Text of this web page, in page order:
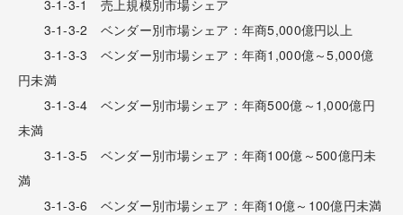
3-1-3-1 売上規模別市場シェア
3-1-3-2 ベンダー別市場シェア：年商5,000億円以上
3-1-3-3 ベンダー別市場シェア：年商1,000億～5,000億
円未満
3-1-3-4 ベンダー別市場シェア：年商500億～1,000億円
未満
3-1-3-5 ベンダー別市場シェア：年商100億～500億円未
満
3-1-3-6 ベンダー別市場シェア：年商10億～100億円未満